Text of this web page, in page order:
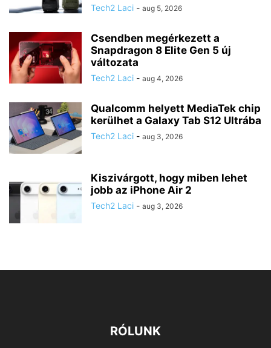
Tech2 Laci - aug 5, 2026
Csendben megérkezett a
Snapdragon 8 Elite Gen 5 új
változata
Tech2 Laci - aug 4, 2026
Qualcomm helyett MediaTek chip
kerülhet a Galaxy Tab S12 Ultrába
Tech2 Laci - aug 3, 2026
Kiszivárgott, hogy miben lehet
jobb az iPhone Air 2
Tech2 Laci - aug 3, 2026
RÓLUNK